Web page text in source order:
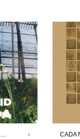
BIENVENIDA | ROCÍO MADRID | 17.10.25 -29.11.25